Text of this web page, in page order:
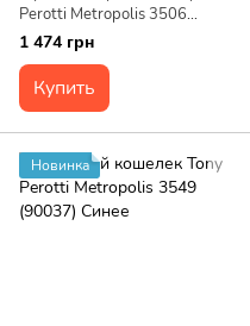
Perotti Metropolis 3506
(90035) Синее
1 474 грн
Купить
Новинка